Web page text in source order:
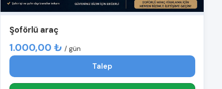
Şoförlü araç
1.000,00 ₺ / gün
Talep